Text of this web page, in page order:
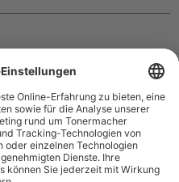
Befindet sich ein Warenwert
Artikeln in Ihrem Warenkorb, ist der